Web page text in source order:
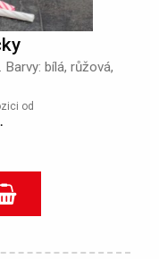
bílá, růžová,
od